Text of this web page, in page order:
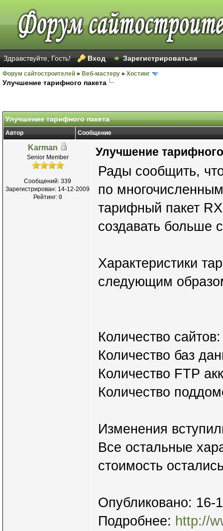
Здравствуйте, Гость! Вход Зарегистрироваться
Форум сайтостроителей » Веб-мастеру » Хостинг
Улучшение тарифного пакета
Улучшение тарифного пакета
Автор Сообщение
Karman
Senior Member
Сообщений: 339
Зарегистрирован: 14-12-2009
Рейтинг: 0
Улучшение
Рады сообщить,
по
тарифный пакет
создавать больше
Характеристики
следующим
Количество
Количество баз
Количество FTP
Количество
Изменения
Все остальные
стоимость
Опубликовано: 16-
Подробнее: http://